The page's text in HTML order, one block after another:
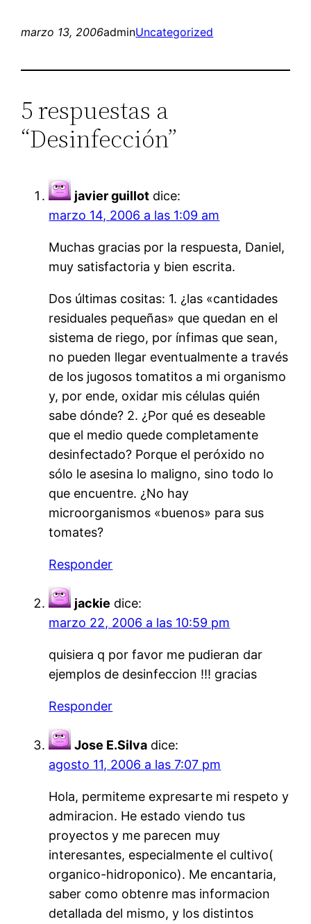
marzo 13, 2006adminUncategorized
5 respuestas a
“Desinfección”
javier guillot dice:
marzo 14, 2006 a las 1:09 am
Muchas gracias por la respuesta, Daniel,
muy satisfactoria y bien escrita.
Dos últimas cositas: 1. ¿las «cantidades
residuales pequeñas» que quedan en el
sistema de riego, por ínfimas que sean,
no pueden llegar eventualmente a través
de los jugosos tomatitos a mi organismo
y, por ende, oxidar mis células quién
sabe dónde? 2. ¿Por qué es deseable
que el medio quede completamente
desinfectado? Porque el peróxido no
sólo le asesina lo maligno, sino todo lo
que encuentre. ¿No hay
microorganismos «buenos» para sus
tomates?
Responder
jackie dice:
marzo 22, 2006 a las 10:59 pm
quisiera q por favor me pudieran dar
ejemplos de desinfeccion !!! gracias
Responder
Jose E.Silva dice:
agosto 11, 2006 a las 7:07 pm
Hola, permiteme expresarte mi respeto y
admiracion. He estado viendo tus
proyectos y me parecen muy
interesantes, especialmente el cultivo(
organico-hidroponico). Me encantaria,
saber como obtenre mas informacion
detallada del mismo, y los distintos